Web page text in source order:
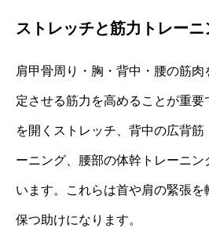
ストレッチと筋力トレーニ
肩甲骨周り・胸・背中・腰の筋
定させる筋力を高めることが重
を開くストレッチ、背中の広背筋
ーニング、腰部の体幹トレーニン
います。これらは首や肩の緊張
保つ助けになります。